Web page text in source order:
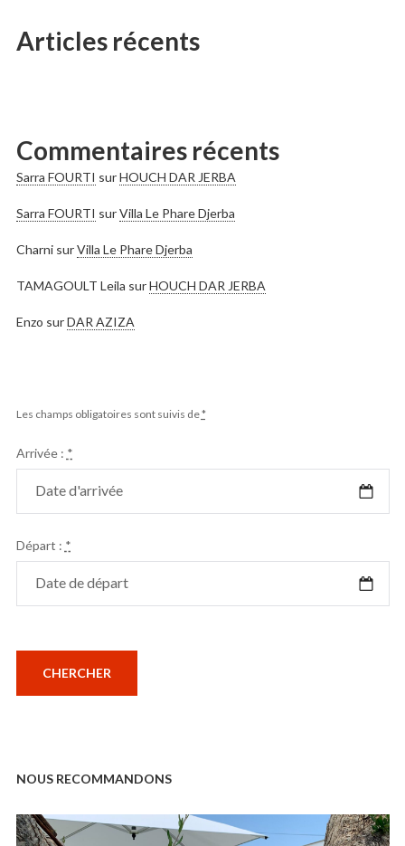
Articles récents
Commentaires récents
Sarra FOURTI surHOUCH DAR JERBA
Sarra FOURTI surVilla Le Phare Djerba
CharnisurVilla Le Phare Djerba
TAMAGOULT Leila surHOUCH DAR JERBA
Enzo surDAR AZIZA
Les champs obligatoires sont suivis de*
Arrivée : *
Départ : *
NOUS RECOMMANDONS